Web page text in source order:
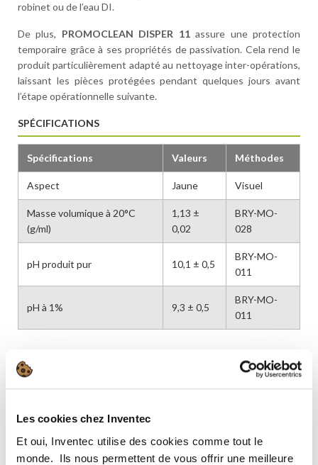
Les cookies chez Inventec
Et oui, Inventec utilise des cookies comme tout le
monde. ​ Ils nous permettent de vous offrir une meilleure
robinet ou de l’eau DI.
De plus, PROMOCLEAN DISPER 11assure une protection
temporaire grâce à ses propriétés de passivation. Cela rend le
produit particulièrement adapté au nettoyage inter-opérations,
laissant les pièces protégées pendant quelques jours avant
l’étape opérationnelle suivante.
SPÉCIFICATIONS
Spécifications Valeurs Méthodes
Aspect Jaune Visuel
Masse volumique à 20°C
(g/ml)
1,13 ±
0,02
BRY-MO-
028
pH produit pur 10,1 ± 0,5
BRY-MO-
011
pH à 1% 9,3 ± 0,5
BRY-MO-
011
CARACTÉRISTIQUES
Caractéristiques Valeurs
Solubilité à l’eau
Indice de réfraction à 20°C 1,42